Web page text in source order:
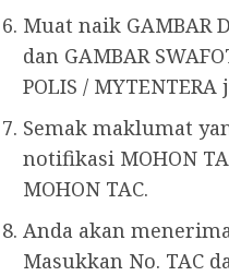
Muat naik GAMBAR
dan GAMBAR
POLIS /
Semak maklumat
notifikasi MOHON
MOHON TAC.
Anda akan
Masukkan No. TAC